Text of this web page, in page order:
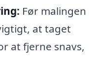
Før malingen
at taget
at fjerne snavs,